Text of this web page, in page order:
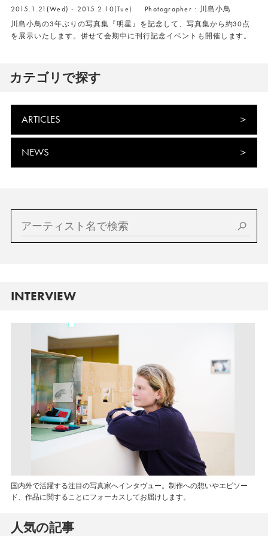
2015.1.21(Wed) - 2015.2.10(Tue)
Photographer : 川島小鳥
川島小鳥の3年ぶりの写真集『明星』を記念して、写真集から約30点
を展示いたします。併せて会期中に刊行記念イベントも開催します。
カテゴリで探す
ARTICLES
NEWS
INTERVIEW
国内外で活躍する注目の写真家へインタヴュー。制作への想いやエピソー
ド、作品に関することにフォーカスしてお届けします。
人気の記事